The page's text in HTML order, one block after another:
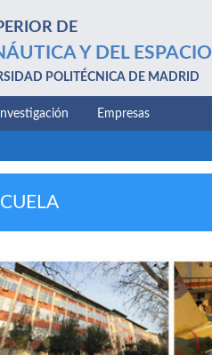
DE
Y DEL ESPACIO
POLITÉCNICA DE MADRID
Investigación Empresas